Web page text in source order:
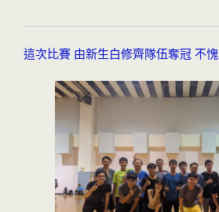
這次比賽 由新生白修齊隊伍奪冠 不